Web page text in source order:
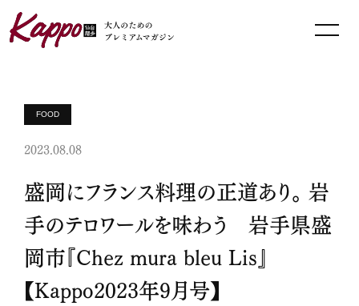
FOOD
2023.08.08
盛岡にフランス料理の正道あり。 岩
手のテロワールを味わう 岩手県盛
岡市『Chez mura bleu Lis』
【Kappo2023年9月号】